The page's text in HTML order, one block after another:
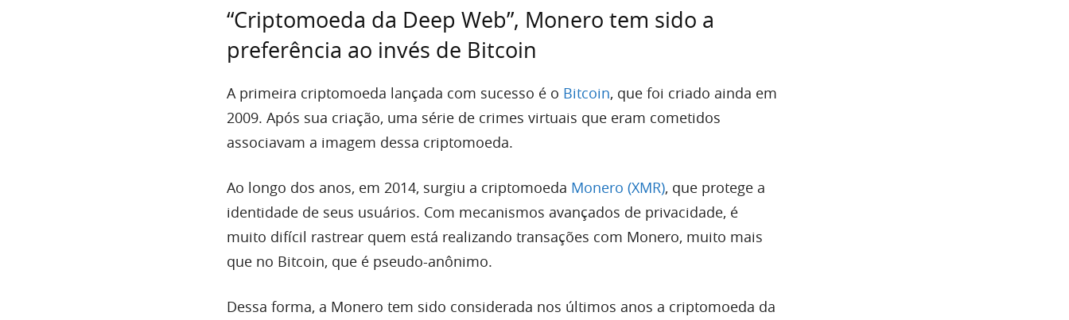
“Criptomoeda da Deep Web”, Monero tem sido a
preferência ao invés de Bitcoin
A primeira criptomoeda lançada com sucesso é o Bitcoin, que foi criado ainda em
2009. Após sua criação, uma série de crimes virtuais que eram cometidos
associavam a imagem dessa criptomoeda.
Ao longo dos anos, em 2014, surgiu a criptomoeda Monero (XMR), que protege a
identidade de seus usuários. Com mecanismos avançados de privacidade, é
muito difícil rastrear quem está realizando transações com Monero, muito mais
que no Bitcoin, que é pseudo-anônimo.
Dessa forma, a Monero tem sido considerada nos últimos anos a criptomoeda da